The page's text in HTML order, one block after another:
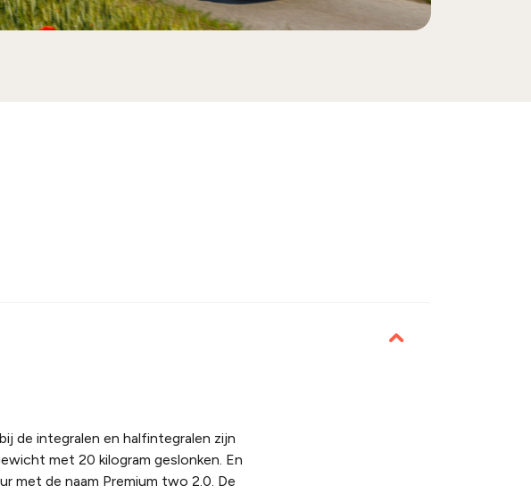
de integralen en halfintegralen zijn
met 20 kilogram geslonken. En
met de naam Premium two 2.0. De